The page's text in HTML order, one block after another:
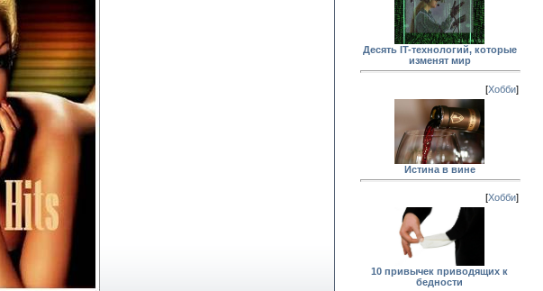
Десять IT-технологий, которые
изменят мир
[Хобби]
Истина в вине
[Хобби]
10 привычек приводящих к
бедности